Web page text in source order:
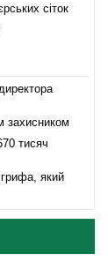
сіток
захисником
тисяч
грифа, який